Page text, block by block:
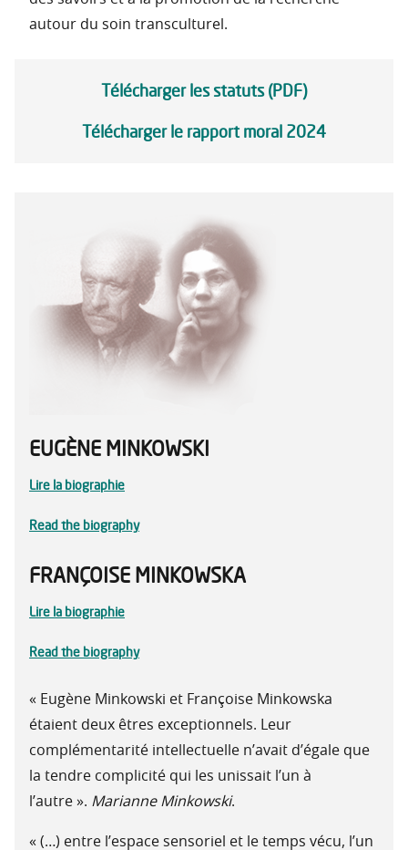
autour du soin transculturel.
Télécharger les statuts (PDF)
Télécharger le rapport moral 2024
EUGÈNE MINKOWSKI
Lire la biographie
Read the biography
FRANÇOISE MINKOWSKA
Lire la biographie
Read the biography
« Eugène Minkowski et Françoise Minkowska
étaient deux êtres exceptionnels. Leur
complémentarité intellectuelle n’avait d’égale que
la tendre complicité qui les unissait l’un à
l’autre ». Marianne Minkowski.
« (…) entre l’espace sensoriel et le temps vécu, l’un